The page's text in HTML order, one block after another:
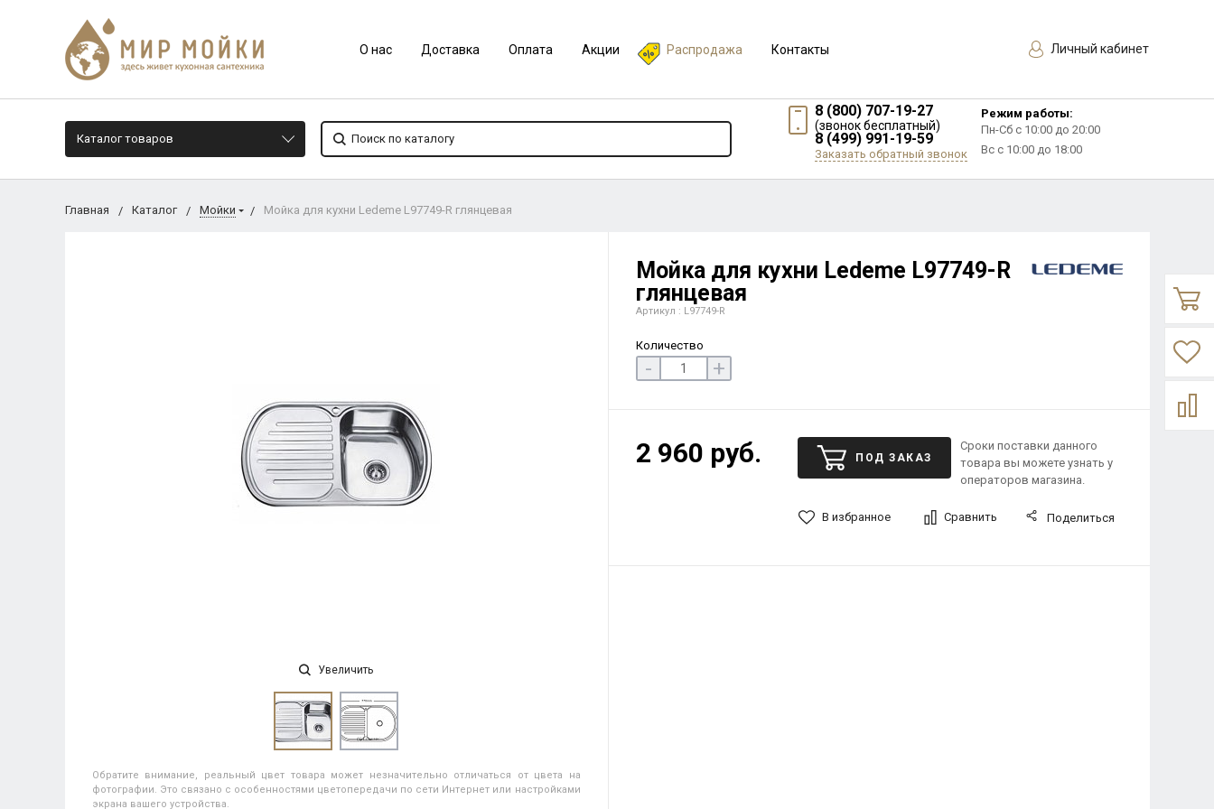
О нас Доставка Оплата Акции Распродажа Контакты Личный кабинет
Каталог товаров
8 (800) 707-19-27
(звонок бесплатный)
8 (499) 991-19-59
Заказать обратный звонок
Режим работы:
Пн-Сб с 10:00 до 20:00
Вс с 10:00 до 18:00
Главная Каталог Мойки Мойка для кухни Ledeme L97749-R глянцевая
Увеличить
Обратите внимание, реальный цвет товара может незначительно отличаться от цвета на
фотографии. Это связано с особенностями цветопередачи по сети Интернет или настройками
экрана вашего устройства.
Мойка для кухни Ledeme L97749-R
глянцевая
Артикул : L97749-R
Количество
- +
2 960 руб. ПОД ЗАКАЗ
Сроки поставки данного
товара вы можете узнать у
операторов магазина.
В избранное Сравнить Поделиться